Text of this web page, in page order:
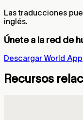
Las traducciones
inglés.
Únete a la red de
Descargar World App
Recursos